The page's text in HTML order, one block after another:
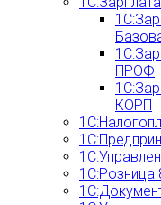
ПРОФ
КОРП
1С:Розница